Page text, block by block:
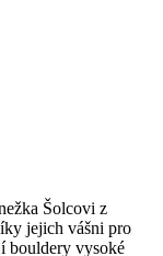
Šolcovi z
jejich vášni pro
bouldery vysoké